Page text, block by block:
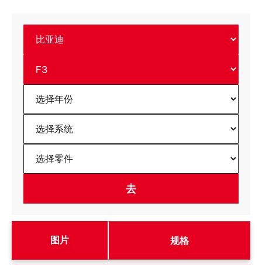
图片 规格